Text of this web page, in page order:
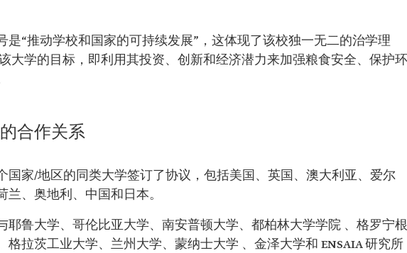
是“推动学校和国家的可持续发展”，这体现了该校独一无二的治学理
大学的目标，即利用其投资、创新和经济潜力来加强粮食安全、保护环
合作关系
国家/地区的同类大学签订了协议，包括美国、英国、澳大利亚、爱尔
、奥地利、中国和日本。
耶鲁大学、哥伦比亚大学、南安普顿大学、都柏林大学学院 、格罗宁根
格拉茨工业大学、兰州大学、蒙纳士大学 、金泽大学和 ENSAIA 研究所